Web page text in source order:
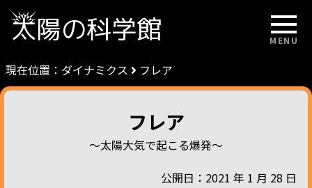
太陽の科学館 MENU
現在位置： ダイナミクス フレア
フレア
～太陽大気で起こる爆発～
公開日：2021 年 1 月 28 日